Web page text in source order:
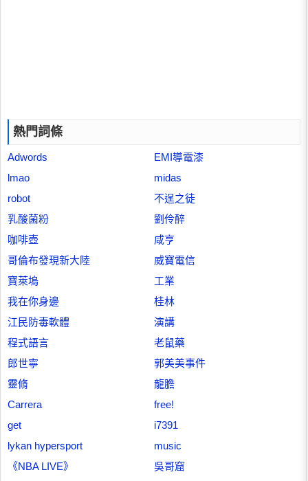
熱門詞條
Adwords
EMI導電漆
lmao
midas
robot
不逞之徒
乳酸菌粉
劉伶醉
咖啡壺
咸亨
哥倫布發現新大陸
威寶電信
寶萊塢
工業
我在你身邊
桂林
江民防毒軟體
演講
程式語言
老鼠藥
郎世寧
郭美美事件
靈脩
龍膽
Carrera
free!
get
i7391
lykan hypersport
music
《NBA LIVE》
吳哥窟